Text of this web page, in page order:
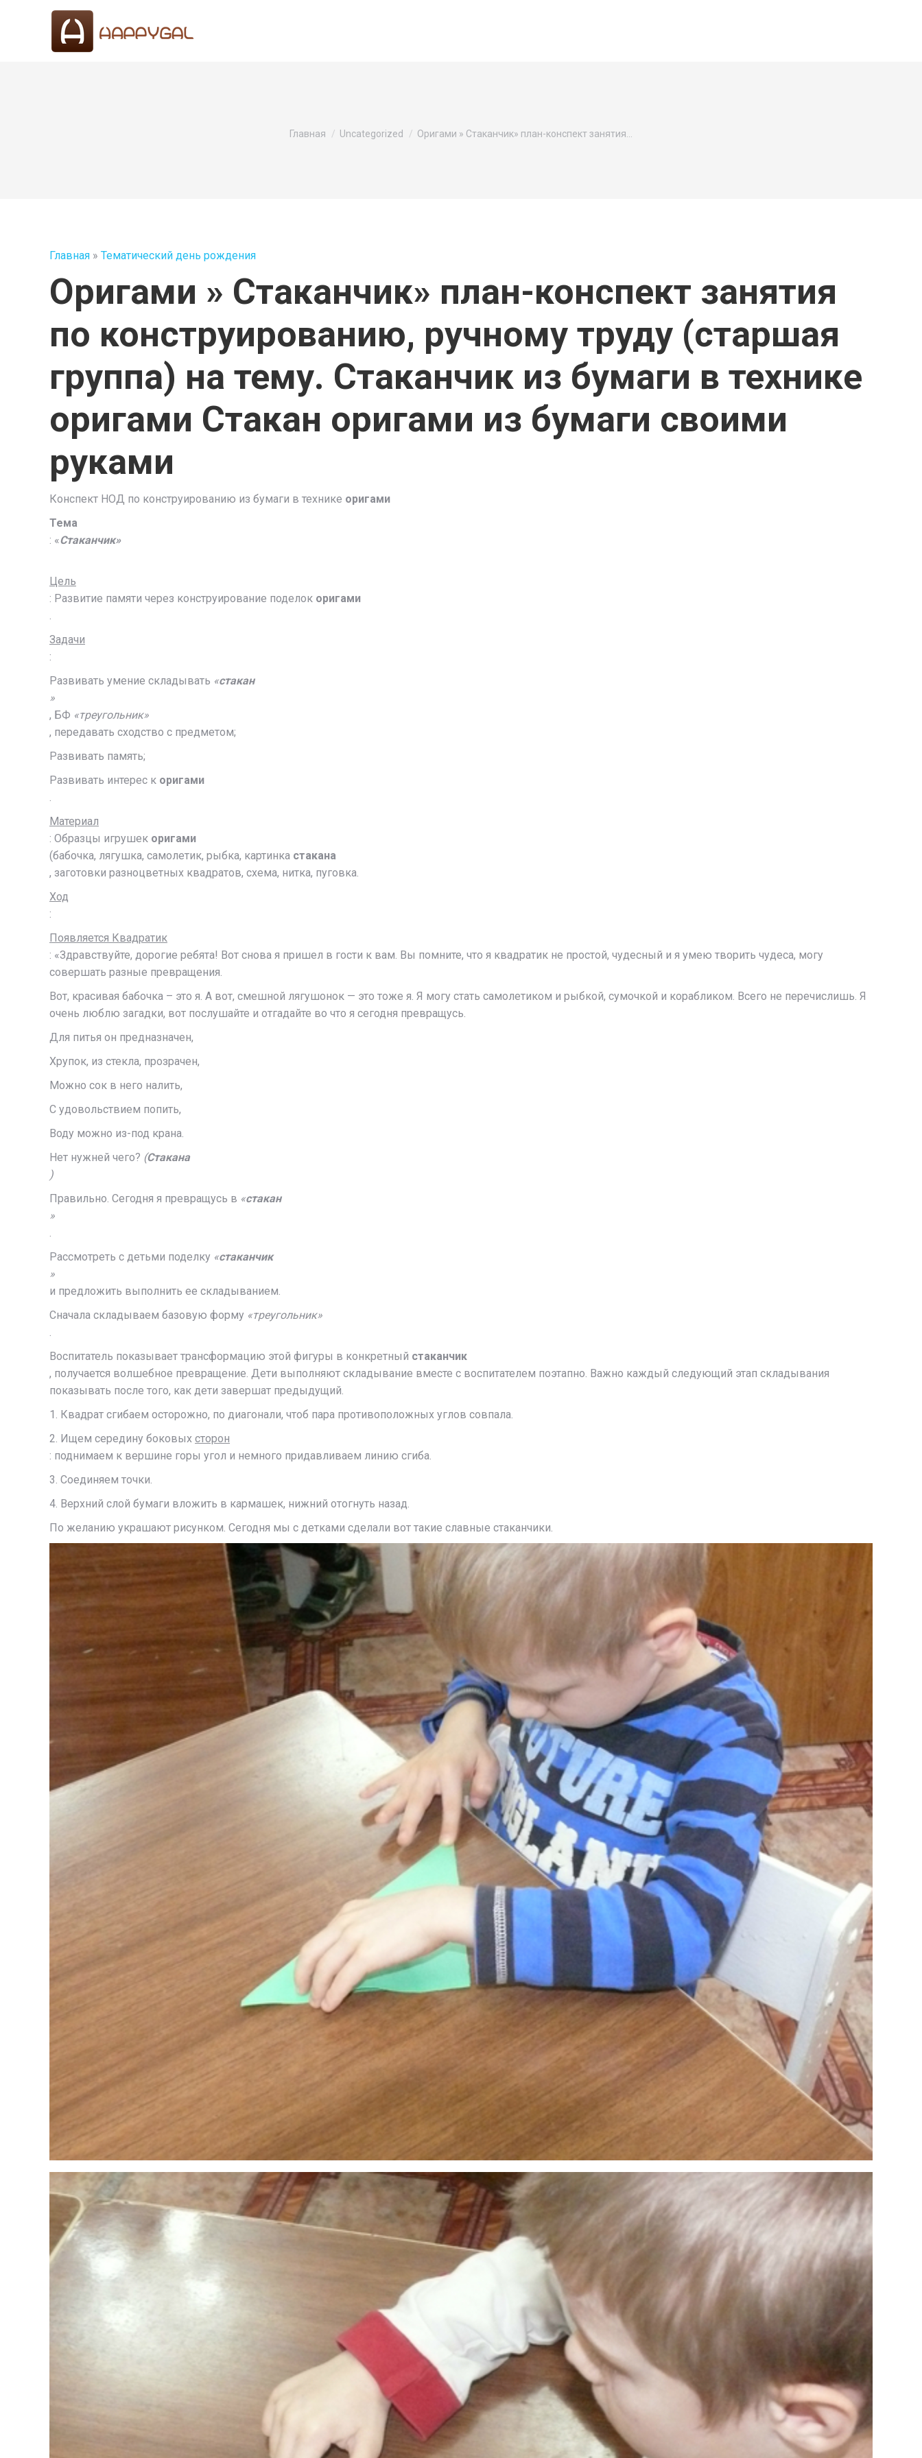
Вы здесь:
Главная Uncategorized Оригами » Стаканчик» план-конспект занятия…
Главная » Тематический день рождения
Оригами » Стаканчик» план-конспект занятия
по конструированию, ручному труду (старшая
группа) на тему. Стаканчик из бумаги в технике
оригами Стакан оригами из бумаги своими
руками
Конспект НОД по конструированию из бумаги в технике оригами
Тема
: «Стаканчик»
Цель
: Развитие памяти через конструирование поделок оригами
.
Задачи
:
Развивать умение складывать «стакан
»
, БФ «треугольник»
, передавать сходство с предметом;
Развивать память;
Развивать интерес к оригами
.
Материал
: Образцы игрушек оригами
(бабочка, лягушка, самолетик, рыбка, картинка стакана
, заготовки разноцветных квадратов, схема, нитка, пуговка.
Ход
:
Появляется Квадратик
: «Здравствуйте, дорогие ребята! Вот снова я пришел в гости к вам. Вы помните, что я квадратик не простой, чудесный и я умею творить чудеса, могу
совершать разные превращения.
Вот, красивая бабочка – это я. А вот, смешной лягушонок — это тоже я. Я могу стать самолетиком и рыбкой, сумочкой и корабликом. Всего не перечислишь. Я
очень люблю загадки, вот послушайте и отгадайте во что я сегодня превращусь.
Для питья он предназначен,
Хрупок, из стекла, прозрачен,
Можно сок в него налить,
С удовольствием попить,
Воду можно из-под крана.
Нет нужней чего? (Стакана
)
Правильно. Сегодня я превращусь в «стакан
»
.
Рассмотреть с детьми поделку «стаканчик
»
и предложить выполнить ее складыванием.
Сначала складываем базовую форму «треугольник»
.
Воспитатель показывает трансформацию этой фигуры в конкретный стаканчик
, получается волшебное превращение. Дети выполняют складывание вместе с воспитателем поэтапно. Важно каждый следующий этап складывания
показывать после того, как дети завершат предыдущий.
1. Квадрат сгибаем осторожно, по диагонали, чтоб пара противоположных углов совпала.
2. Ищем середину боковых сторон
: поднимаем к вершине горы угол и немного придавливаем линию сгиба.
3. Соединяем точки.
4. Верхний слой бумаги вложить в кармашек, нижний отогнуть назад.
По желанию украшают рисунком. Сегодня мы с детками сделали вот такие славные стаканчики.